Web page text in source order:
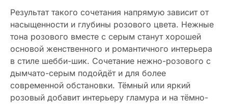
Результат такого сочетания напрямую зависит от
насыщенности и глубины розового цвета. Нежные
тона розового вместе с серым станут хорошей
основой женственного и романтичного интерьера
в стиле шебби-шик. Сочетание нежно-розового с
дымчато-серым подойдёт и для более
современной обстановки. Тёмный или яркий
розовый добавит интерьеру гламура и на тёмно-